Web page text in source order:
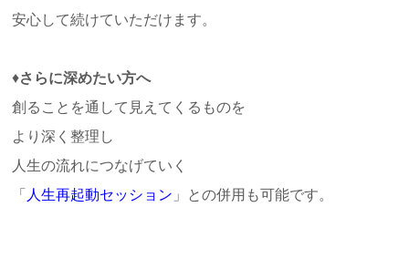
安心して続けていただけます。
♦さらに深めたい方へ
創ることを通して見えてくるものを
より深く整理し
人生の流れにつなげていく
「 人生再起動セッション 」との併用も可能です。